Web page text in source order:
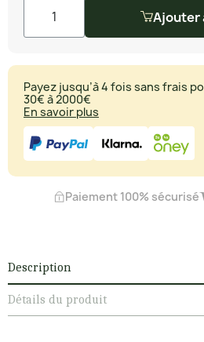
Ajouter
Payez jusqu’à 4 fois sans frais
30€ à 2000€
En savoir plus
Paiement 100% sécurisé
Description
Détails du produit